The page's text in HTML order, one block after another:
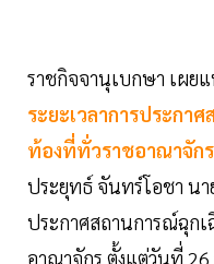
ราชกิจจานุเบกษา เผย
ระยะเวลาการประกา
ท้องที่ทั่วราชอาณาจัก
ประยุทธ์ จันทร์โอชา นา
ประกาศสถานการณ์ฉุก
อาณาจักร ตั้งแต่วันที่